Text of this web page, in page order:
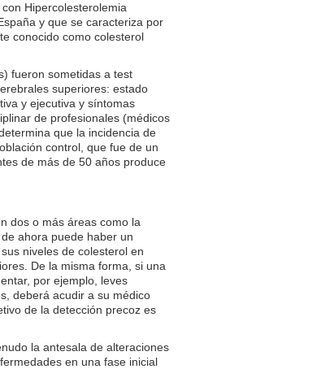
Hipercolesterolemia
y que se caracteriza por
conocido como colesterol
fueron sometidas a test
superiores: estado
y ejecutiva y síntomas
de profesionales (médicos
que la incidencia de
control, que fue de un
de más de 50 años produce
dos o más áreas como la
ahora puede haber un
niveles de colesterol en
De la misma forma, si una
por ejemplo, leves
deberá acudir a su médico
de la detección precoz es
la antesala de alteraciones
en una fase inicial